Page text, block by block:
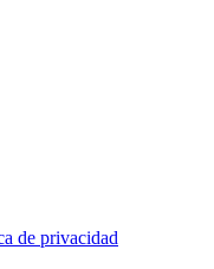
de privacidad